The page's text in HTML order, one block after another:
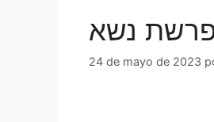
פרשת נשא
24 de mayo de 2023